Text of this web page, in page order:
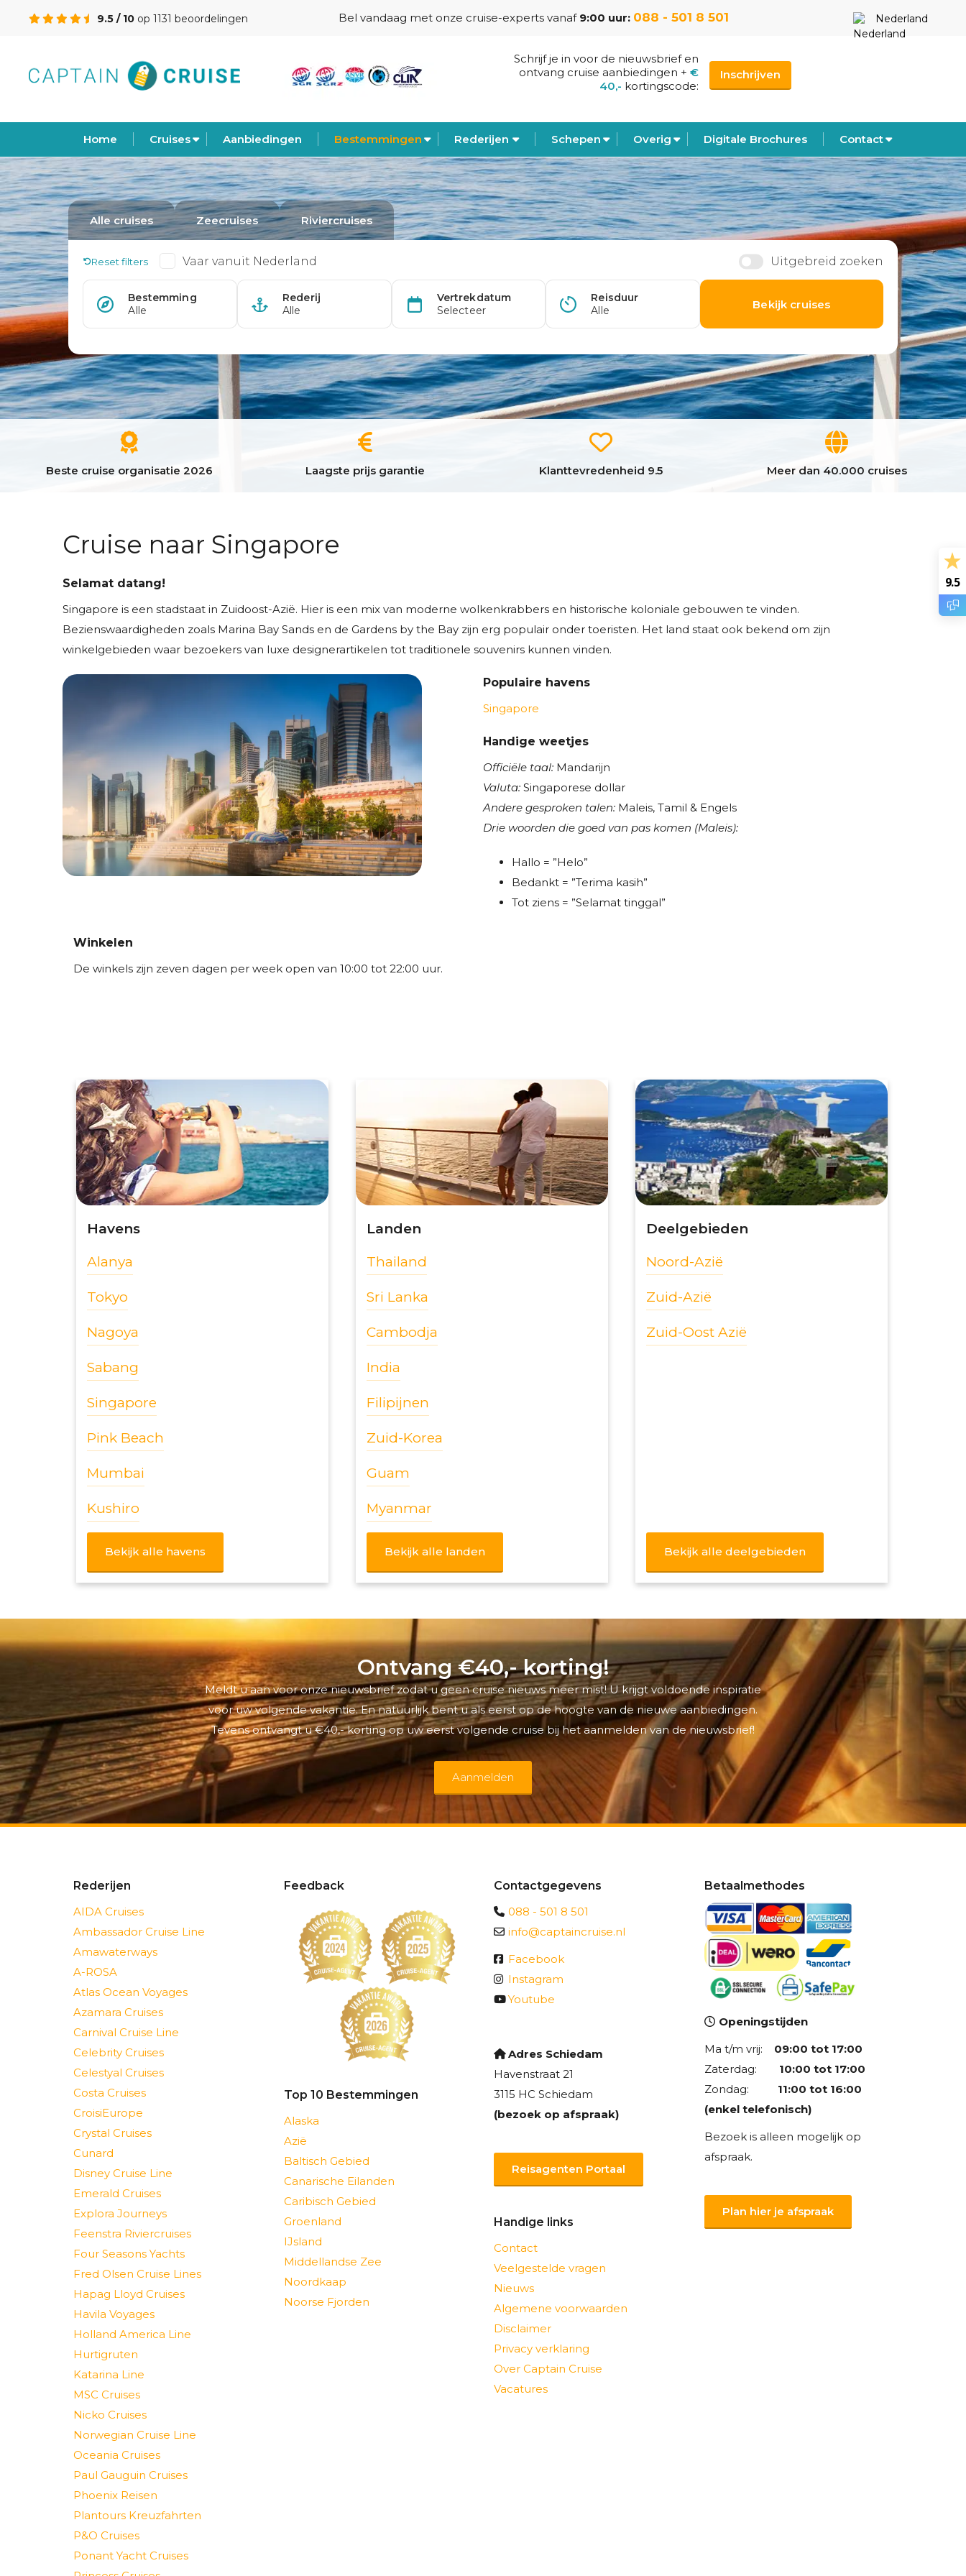
9.5 / 10 op 1131 beoordelingen Bel vandaag met onze cruise-experts vanaf 9:00 uur: 088 - 501 8 501 Nederland
Schrijf je in voor de nieuwsbrief en
ontvang cruise aanbiedingen + €
40,- kortingscode:
Inschrijven
Home Cruises Aanbiedingen Bestemmingen Rederijen Schepen Overig Digitale Brochures Contact
Beste cruise organisatie 2026 Laagste prijs garantie Klanttevredenheid 9.5 Meer dan 40.000 cruises
Cruise naar Singapore
Selamat datang!
Singapore is een stadstaat in Zuidoost-Azië. Hier is een mix van moderne wolkenkrabbers en historische koloniale gebouwen te vinden.
Bezienswaardigheden zoals Marina Bay Sands en de Gardens by the Bay zijn erg populair onder toeristen. Het land staat ook bekend om zijn
winkelgebieden waar bezoekers van luxe designerartikelen tot traditionele souvenirs kunnen vinden.
Populaire havens
Singapore
Handige weetjes
Officiële taal: Mandarijn
Valuta: Singaporese dollar
Andere gesproken talen: Maleis, Tamil & Engels
Drie woorden die goed van pas komen (Maleis):
Hallo = ”Helo”
Bedankt = ”Terima kasih”
Tot ziens = ”Selamat tinggal”
Winkelen
De winkels zijn zeven dagen per week open van 10:00 tot 22:00 uur.
Havens
Alanya
Tokyo
Nagoya
Sabang
Singapore
Pink Beach
Mumbai
Kushiro
Bekijk alle havens
Landen
Thailand
Sri Lanka
Cambodja
India
Filipijnen
Zuid-Korea
Guam
Myanmar
Bekijk alle landen
Deelgebieden
Noord-Azië
Zuid-Azië
Zuid-Oost Azië
Bekijk alle deelgebieden
9.5
Ontvang €40,- korting!
Meldt u aan voor onze nieuwsbrief zodat u geen cruise nieuws meer mist! U krijgt voldoende inspiratie
voor uw volgende vakantie. En natuurlijk bent u als eerst op de hoogte van de nieuwe aanbiedingen.
Tevens ontvangt u €40,- korting op uw eerst volgende cruise bij het aanmelden van de nieuwsbrief!
Aanmelden
Rederijen
AIDA Cruises
Ambassador Cruise Line
Amawaterways
A-ROSA
Atlas Ocean Voyages
Azamara Cruises
Carnival Cruise Line
Celebrity Cruises
Celestyal Cruises
Costa Cruises
CroisiEurope
Crystal Cruises
Cunard
Disney Cruise Line
Emerald Cruises
Explora Journeys
Feenstra Riviercruises
Four Seasons Yachts
Fred Olsen Cruise Lines
Hapag Lloyd Cruises
Havila Voyages
Holland America Line
Hurtigruten
Katarina Line
MSC Cruises
Nicko Cruises
Norwegian Cruise Line
Oceania Cruises
Paul Gauguin Cruises
Phoenix Reisen
Plantours Kreuzfahrten
P&O Cruises
Ponant Yacht Cruises
Feedback
Top 10 Bestemmingen
Alaska
Azië
Baltisch Gebied
Canarische Eilanden
Caribisch Gebied
Groenland
IJsland
Middellandse Zee
Noordkaap
Noorse Fjorden
Contactgegevens
088 - 501 8 501
info@captaincruise.nl
Facebook
Instagram
Youtube
Adres Schiedam
Havenstraat 21
3115 HC Schiedam
(bezoek op afspraak)
Reisagenten Portaal
Handige links
Contact
Veelgestelde vragen
Nieuws
Algemene voorwaarden
Disclaimer
Privacy verklaring
Over Captain Cruise
Vacatures
Betaalmethodes
Openingstijden
Ma t/m vrij: 09:00 tot 17:00
Zaterdag: 10:00 tot 17:00
Zondag: 11:00 tot 16:00
(enkel telefonisch)
Bezoek is alleen mogelijk op
afspraak.
Plan hier je afspraak